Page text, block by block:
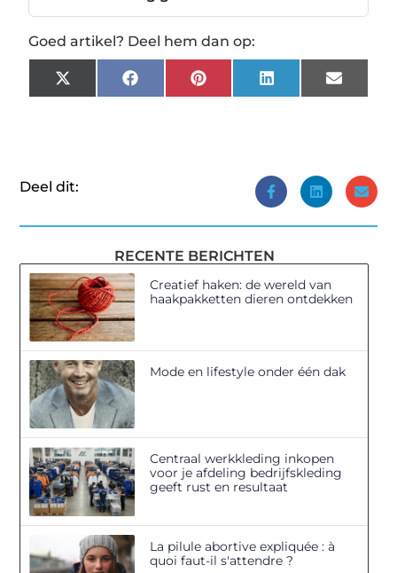
Goed artikel? Deel hem dan op:
X
(Twitter)
FacebookPinterestLinkedInEmail
Deel dit:
RECENTE BERICHTEN
Creatief haken: de wereld van
haakpakketten dieren ontdekken
Mode en lifestyle onder één dak
Centraal werkkleding inkopen
voor je afdeling bedrijfskleding
geeft rust en resultaat
La pilule abortive expliquée : à
quoi faut-il s'attendre ?